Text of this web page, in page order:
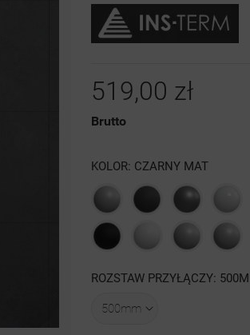
519,00 zł
Brutto
KOLOR: CZARNY MAT
Szary
struktura
drobinki
srebra
Grafit Antracyt
struktura
drobinki
Biały
Czarny
struktura
Biały
mat
struktura
Szary
gładki
4
luty
ROZSTAW PRZYŁĄCZY: